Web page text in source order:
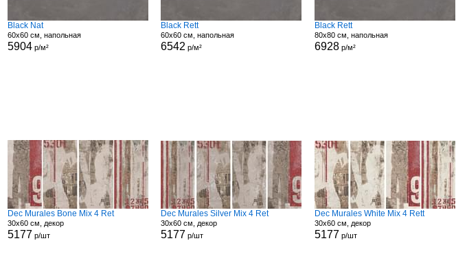
Black Nat
60x60 см, напольная
5904р/м²
Black Rett
60x60 см, напольная
6542 р/м²
Black Rett
80x80 см, напольная
6928р/м²
Dec Murales Bone Mix 4 Ret
30x60 см, декор
5177 р/шт
Dec Murales Silver Mix 4 Ret
30x60 см, декор
5177 р/шт
Dec Murales White Mix 4 Rett
30x60 см, декор
5177 р/шт